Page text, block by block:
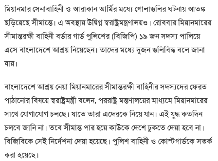
মিয়ানমার সেনাবাহিনী ও আরাকান আর্মির মধ্যে গোলাগুলির ঘটনায় আতঙ্ক
ছড়িয়েছে সীমান্তে। এ অবস্থায় উদ্বিগ্ন স্বরাষ্ট্রমন্ত্রণালয়ও। রোববার মিয়ানমারের
সীমান্তরক্ষী বাহিনী বর্ডার গার্ড পুলিশের (বিজিপি) ১৯ জন সদস্য পালিয়ে
এসে বাংলাদেশে আশ্রয় নিয়েছেন। তাদের মধ্যে দুজন গুলিবিদ্ধ বলে জানা
যায়।
বাংলাদেশে আশ্রয় নেয়া মিয়ানমারের সীমান্তরক্ষী বাহিনীর সদস্যদের ফেরত
পাঠানোর বিষয়ে স্বরাষ্ট্রমন্ত্রী বলেন, পররাষ্ট্র মন্তণালয়ের মাধ্যমে মিয়ানমারের
সাথে যোগাযোগ চলছে। যাতে তারা এদেরকে নিয়ে যান। এই যুদ্ধ কতদিন
চলবে জানি না। তবে সীমান্ত পার হয়ে কাউকে দেশে ঢুকতে দেয়া হবে না।
বিজিবিকে সেই নির্দেশনা দেয়া হয়েছে। পুলিশ বাহিনী ও কোস্টগার্ডকে সতর্ক
করা হয়েছে।